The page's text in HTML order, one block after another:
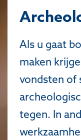
Als u gaat
maken
vondsten of
tegen. In